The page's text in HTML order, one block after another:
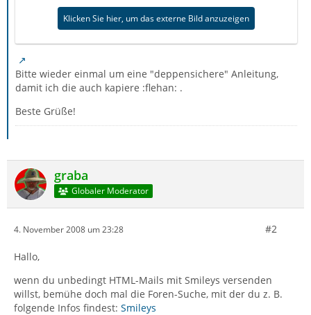
Klicken Sie hier, um das externe Bild anzuzeigen
Bitte wieder einmal um eine "deppensichere" Anleitung,
damit ich die auch kapiere :flehan: .
Beste Grüße!
graba
Globaler Moderator
4. November 2008 um 23:28 #2
Hallo,
wenn du unbedingt HTML-Mails mit Smileys versenden
willst, bemühe doch mal die Foren-Suche, mit der du z. B.
folgende Infos findest: Smileys